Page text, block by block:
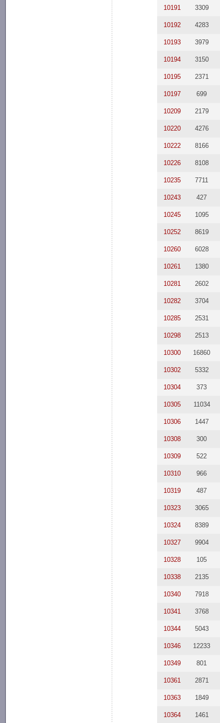
10191 3309
10192 4283
10193 3979
10194 3150
10195 2371
10197 699
10209 2179
10220 4276
10222 8166
10226 8108
10235 7711
10243 427
10245 1095
10252 8619
10260 6028
10261 1380
10281 2602
10282 3704
10285 2531
10298 2513
10300 16860
10302 5332
10304 373
10305 11034
10306 1447
10308 300
10309 522
10310 966
10319 487
10323 3065
10324 8389
10327 9904
10328 105
10338 2135
10340 7918
10341 3768
10344 5043
10346 12233
10349 801
10361 2871
10363 1849
10364 1461